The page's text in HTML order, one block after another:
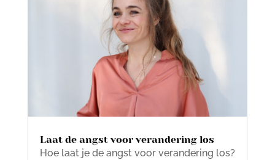
Laat de angst voor verandering los
Hoe laat je de angst voor verandering los?